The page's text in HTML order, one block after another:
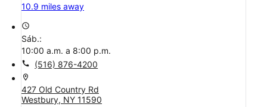
10.9 miles away
access_time
Sáb.:
10:00 a.m. a 8:00 p.m.
call (516) 876-4200
location_on
427 Old Country Rd
Westbury, NY 11590